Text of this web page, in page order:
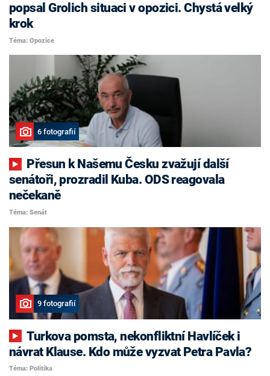
popsal Grolich situaci v opozici. Chystá velký
krok
Téma: Opozice
6 fotografií
senátoři, prozradil Kuba. ODS reagovala
nečekaně
Téma: Senát
9 fotografií
Turkova pomsta, nekonfliktní Havlíček i
návrat Klause. Kdo může vyzvat Petra Pavla?
Téma: Politika